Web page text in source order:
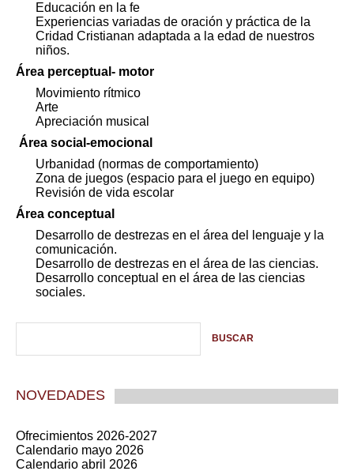
Educación en la fe
Experiencias variadas de oración y práctica de la
Cridad Cristianan adaptada a la edad de nuestros
niños.
Área perceptual- motor
Movimiento rítmico
Arte
Apreciación musical
Área social-emocional
Urbanidad (normas de comportamiento)
Zona de juegos (espacio para el juego en equipo)
Revisión de vida escolar
Área conceptual
Desarrollo de destrezas en el área del lenguaje y la
comunicación.
Desarrollo de destrezas en el área de las ciencias.
Desarrollo conceptual en el área de las ciencias
sociales.
NOVEDADES
Ofrecimientos 2026-2027
Calendario mayo 2026
Calendario abril 2026